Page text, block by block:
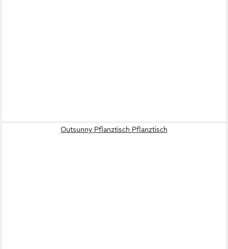
Outsunny Pflanztisch Pflanztisch